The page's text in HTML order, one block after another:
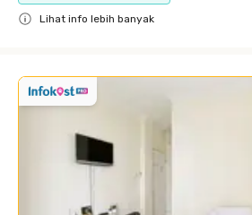
Lihat info lebih banyak